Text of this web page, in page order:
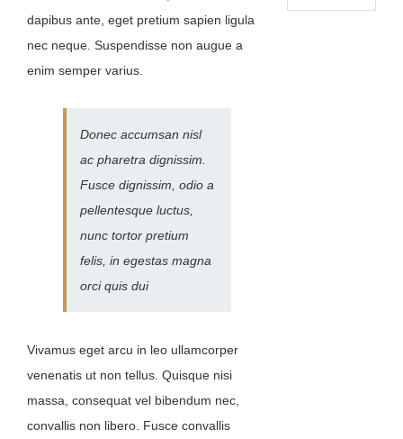
dapibus ante, eget pretium sapien ligula
nec neque. Suspendisse non augue a
enim semper varius.
Donec accumsan nisl
ac pharetra dignissim.
Fusce dignissim, odio a
pellentesque luctus,
nunc tortor pretium
felis, in egestas magna
orci quis dui
Vivamus eget arcu in leo ullamcorper
venenatis ut non tellus. Quisque nisi
massa, consequat vel bibendum nec,
convallis non libero. Fusce convallis